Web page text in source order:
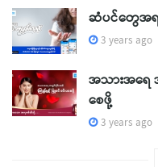
ဆံပင်တွေအရ
3 years ago
အသားအရေ
စေဖို့
3 years ago